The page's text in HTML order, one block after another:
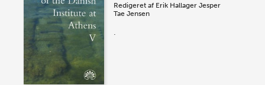
Redigeret af Erik Hallager Jesper
Tae Jensen
.